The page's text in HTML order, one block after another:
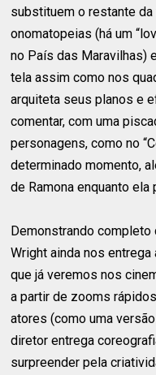
substituem o restante
onomatopeias (há um
no País das Maravilhas)
tela assim como nos
arquiteta seus planos e
comentar, com uma
personagens, como no
determinado momento,
de Ramona enquanto ela
Demonstrando completo
Wright ainda nos
que já veremos nos
a partir de zooms
atores (como uma
diretor entrega
surpreender pela